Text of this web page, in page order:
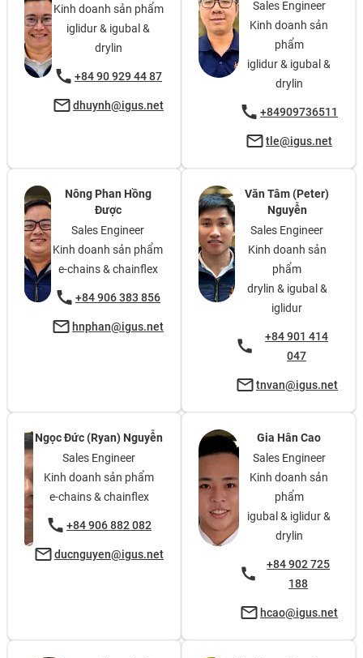
Kinh doanh sản phẩm
iglidur & igubal &
drylin
+84 90 929 44 87
dhuynh@igus.net
Sales Engineer
Kinh doanh sản
phẩm
iglidur & igubal &
drylin
+84909736511
tle@igus.net
Nông Phan Hồng
Được
Sales Engineer
Kinh doanh sản phẩm
e-chains & chainflex
+84 906 383 856
hnphan@igus.net
Văn Tâm (Peter)
Nguyễn
Sales Engineer
Kinh doanh sản
phẩm
drylin & igubal &
iglidur
+84 901 414
047
tnvan@igus.net
Ngọc Đức (Ryan) Nguyễn
Sales Engineer
Kinh doanh sản phẩm
e-chains & chainflex
+84 906 882 082
ducnguyen@igus.net
Gia Hân Cao
Sales Engineer
Kinh doanh sản
phẩm
igubal & iglidur &
drylin
+84 902 725
188
hcao@igus.net